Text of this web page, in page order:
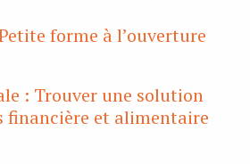
forme à l’ouverture
: Trouver une solution
financière et alimentaire